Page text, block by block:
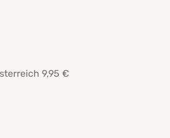
Fenster
neuem Fenster
in neuem Fenster
9,95 €